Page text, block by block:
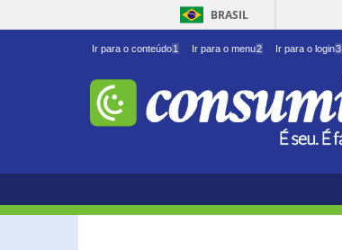
BRASIL
Ir para o conteúdo1 Ir para o menu2 Ir para o login3